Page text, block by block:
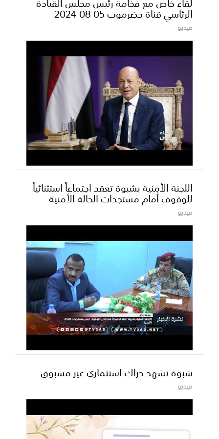
الرئاسي قناة حضرموت 05 08 2024
فيديو
اللجنة الأمنية بشبوة تعقد اجتماعاً استثنائياً
للوقوف أمام مستجدات الحالة الأمنية
فيديو
شبوة تشهد حراك استثماري غير مسبوق
فيديو